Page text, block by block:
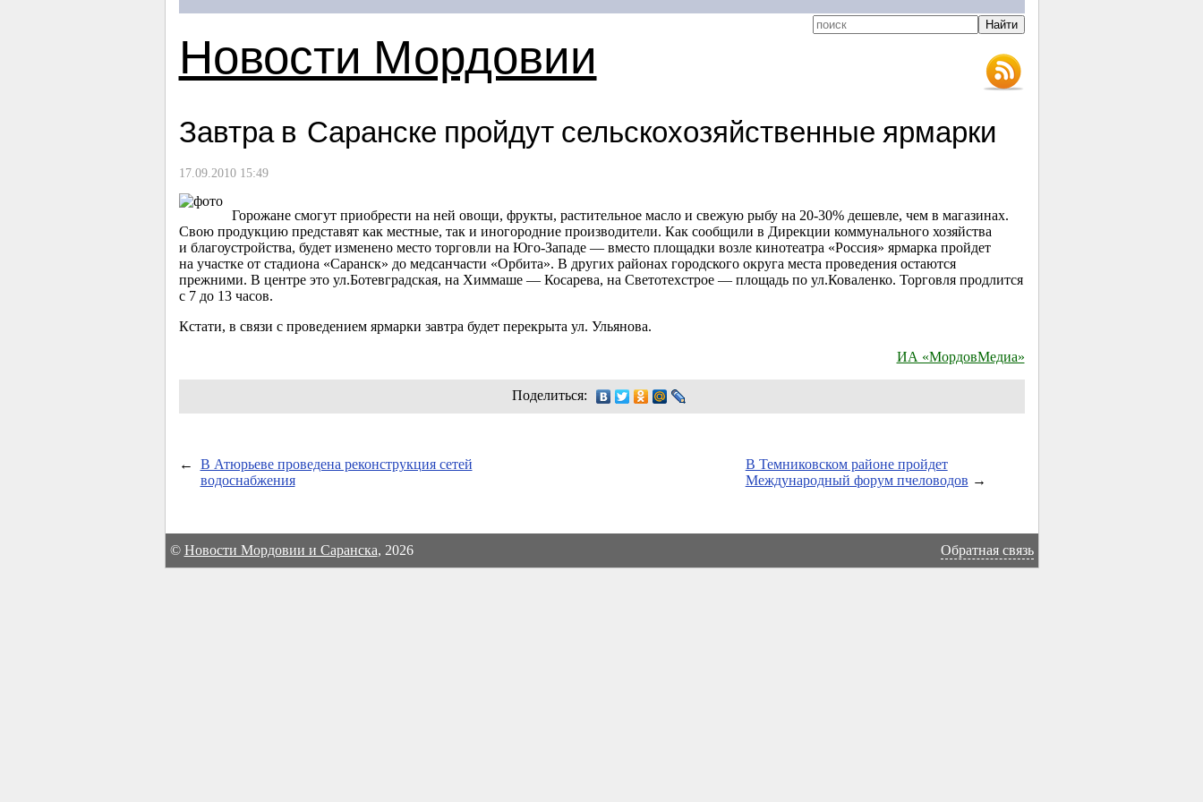
Новости Мордовии
Завтра в Саранске пройдут сельскохозяйственные ярмарки
17.09.2010 15:49
Горожане смогут приобрести на ней овощи, фрукты, растительное масло и свежую рыбу на 20-30% дешевле, чем в магазинах.
Свою продукцию представят как местные, так и иногородние производители. Как сообщили в Дирекции коммунального хозяйства
и благоустройства, будет изменено место торговли на Юго-Западе — вместо площадки возле кинотеатра «Россия» ярмарка пройдет
на участке от стадиона «Саранск» до медсанчасти «Орбита». В других районах городского округа места проведения остаются
прежними. В центре это ул.Ботевградская, на Химмаше — Косарева, на Светотехстрое — площадь по ул.Коваленко. Торговля продлится
с 7 до 13 часов.
Кстати, в связи с проведением ярмарки завтра будет перекрыта ул. Ульянова.
ИА «МордовМедиа»
Поделиться:
←
В Атюрьеве проведена реконструкция сетей
водоснабжения
В Темниковском районе пройдет
Международный форум пчеловодов →
© Новости Мордовии и Саранска, 2026 Обратная связь